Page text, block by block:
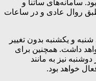
خواهد بود. سامانه‌های ساتنا و
روال عادی و در ساعات
و یکشنبه بدون تغییر
داشت. همچنین برای
نیز به مانند
خواهد بود.